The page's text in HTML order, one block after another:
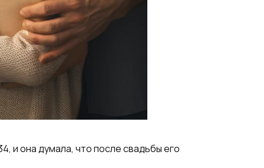
и она думала, что после свадьбы его